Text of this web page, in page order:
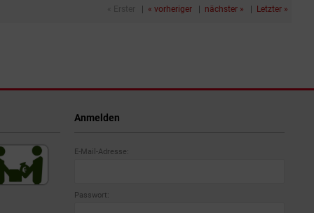
« vorheriger nächster » Letzter »
Anmelden
E-Mail-Adresse:
Passwort: